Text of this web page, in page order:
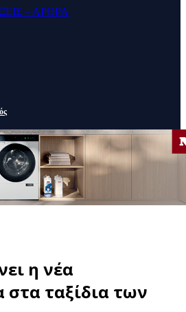
– ΑΡΘΡΑ
η νέα
στα ταξίδια των